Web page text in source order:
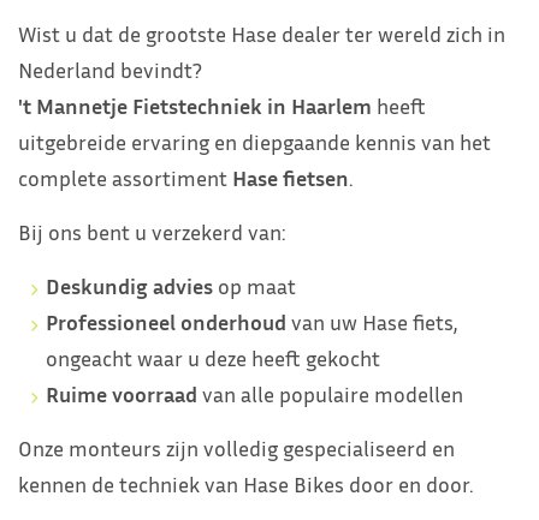
Wist u dat de grootste Hase dealer ter wereld zich in
Nederland bevindt?
't Mannetje Fietstechniek in Haarlem heeft
uitgebreide ervaring en diepgaande kennis van het
complete assortiment Hase fietsen.
Bij ons bent u verzekerd van:
Deskundig advies op maat
Professioneel onderhoud van uw Hase fiets,
ongeacht waar u deze heeft gekocht
Ruime voorraad van alle populaire modellen
Onze monteurs zijn volledig gespecialiseerd en
kennen de techniek van Hase Bikes door en door.